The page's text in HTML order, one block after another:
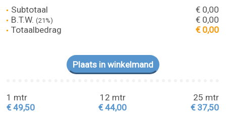
Subtotaal
€ 0,00
B.T.W.(21%)
€ 0,00
Totaalbedrag
€ 0,00
1 mtr
€ 49,50
12 mtr
€ 44,00
25 mtr
€ 37,50